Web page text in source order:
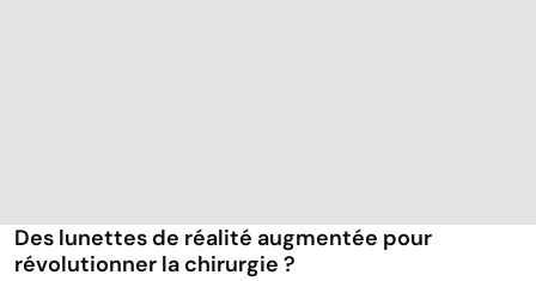
Des lunettes de réalité augmentée pour
révolutionner la chirurgie ?